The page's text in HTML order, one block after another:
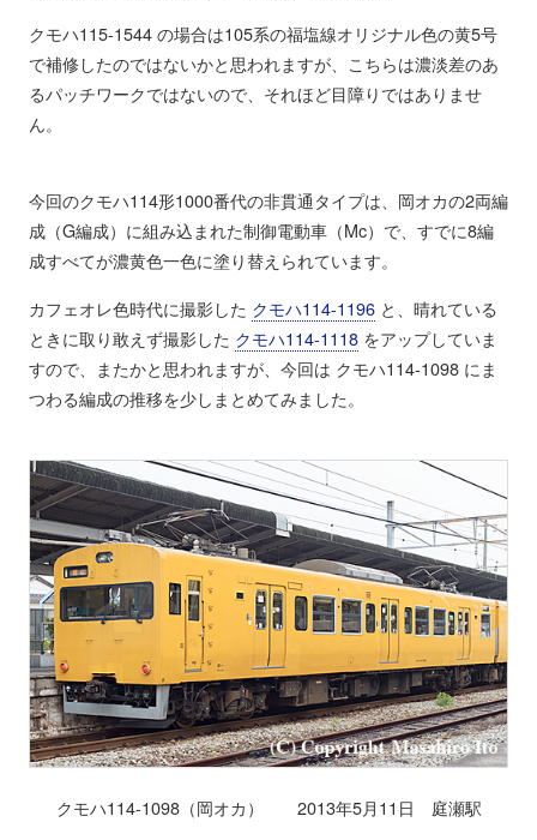
クモハ115-1544 の場合は105系の福塩線オリジナル色の黄5号
で補修したのではないかと思われますが、こちらは濃淡差のあ
るパッチワークではないので、それほど目障りではありませ
ん。
今回のクモハ114形1000番代の非貫通タイプは、岡オカの2両編
成（G編成）に組み込まれた制御電動車（Mc）で、すでに8編
成すべてが濃黄色一色に塗り替えられています。
カフェオレ色時代に撮影した クモハ114-1196と、晴れている
ときに取り敢えず撮影した クモハ114-1118をアップしていま
すので、またかと思われますが、今回は クモハ114-1098 にま
つわる編成の推移を少しまとめてみました。
クモハ114-1098（岡オカ） 2013年5月11日 庭瀬駅